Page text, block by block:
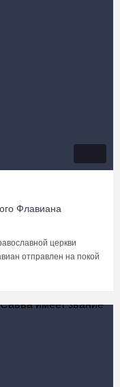
Флавиана
церкви
отправлен на покой